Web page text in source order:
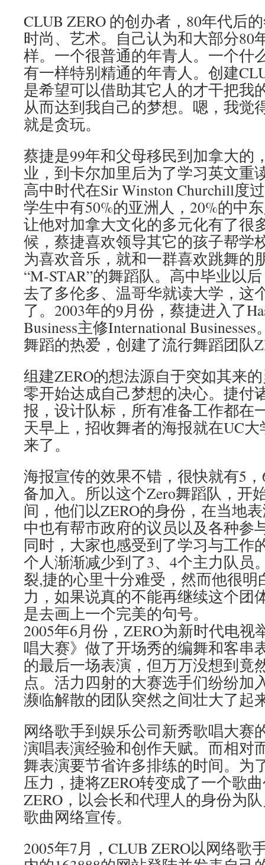
CLUB ZERO 的创办者，80年代后
时尚、艺术。自己认为和大部分80
样。一个很普通的年青人。一个什
有一样特别精通的年青人。创建
是希望可以借助其它人的才干把我
从而达到我自己的梦想。嗯，我觉
就是贪玩。
蔡捷是99年和父母移民到加拿大的
业，到卡尔加里后为了学习英文重
高中时代在Sir Winston Churchill度
学生中有50%的亚洲人，20%的中
让他对加拿大文化的多元化有了很
候，蔡捷喜欢领导其它的孩子帮学
为喜欢音乐，就和一群喜欢跳舞的
“M-STAR”的舞蹈队。高中毕业以
去了多伦多、温哥华就读大学，这
了。2003年的9月份，蔡捷进入了
Business主修International
舞蹈的热爱，创建了流行舞蹈团队
组建ZERO的想法源自于突如其来
零开始达成自己梦想的决心。捷付
报，设计队标，所有准备工作都在
天早上，招收舞者的海报就在UC
来了。
海报宣传的效果不错，很快就有5
备加入。所以这个Zero舞蹈队，开
间，他们以ZERO的身份，在当地
中也有帮市政府的议员以及各种参
同时，大家也感受到了学习与工作
个人渐渐减少到了3、4个主力队员
裂,捷的心里十分难受，然而他很
力，如果说真的不能再继续这个团
是去画上一个完美的句号。
2005年6月份，ZERO为新时代电视
唱大赛》做了开场秀的编舞和客串
的最后一场表演，但万万没想到竟
点。活力四射的大赛选手们纷纷加
濒临解散的团队突然之间壮大了起
网络歌手到娱乐公司新秀歌唱大赛
演唱表演经验和创作天赋。而相对
舞表演要节省许多排练的时间。为
压力，捷将ZERO转变成了一个歌
ZERO，以会长和代理人的身份为
歌曲网络宣传。
2005年7月，CLUB ZERO以网络歌